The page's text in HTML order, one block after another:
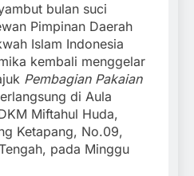
bulan suci
Pimpinan Daerah
Islam Indonesia
kembali menggelar
Pembagian Pakaian
di Aula
Miftahul Huda,
Ketapang, No.09,
pada Minggu